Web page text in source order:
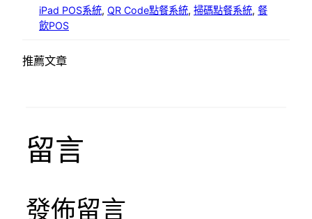
iPad POS系統, QR Code點餐系統, 掃碼點餐系統, 餐
飲POS
推薦文章
留言
發佈留言